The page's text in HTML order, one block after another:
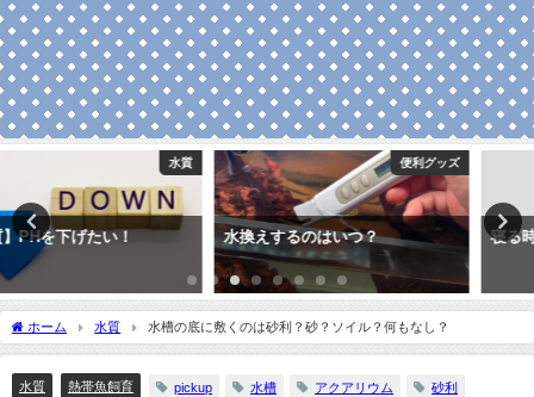
便利グッズ
水換えするのはいつ？
熱帯魚飼育
寝る時に水槽の照明はどうする？
ホーム 水質 水槽の底に敷くのは砂利？砂？ソイル？何もなし？
水質 熱帯魚飼育 pickup 水槽 アクアリウム 砂利